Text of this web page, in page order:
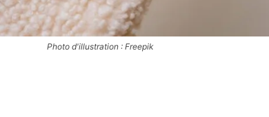
Photo d'illustration : Freepik